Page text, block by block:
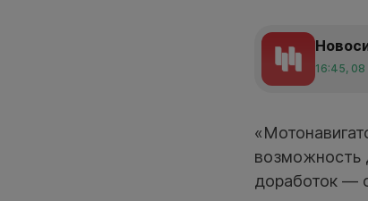
16:45,
возможность
доработок —